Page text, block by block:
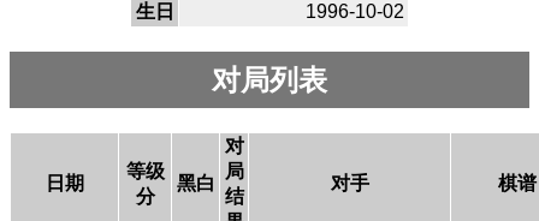
生日
1996-10-02
对局列表
日期
等级
分
黑白
对
局
结
对手 棋谱